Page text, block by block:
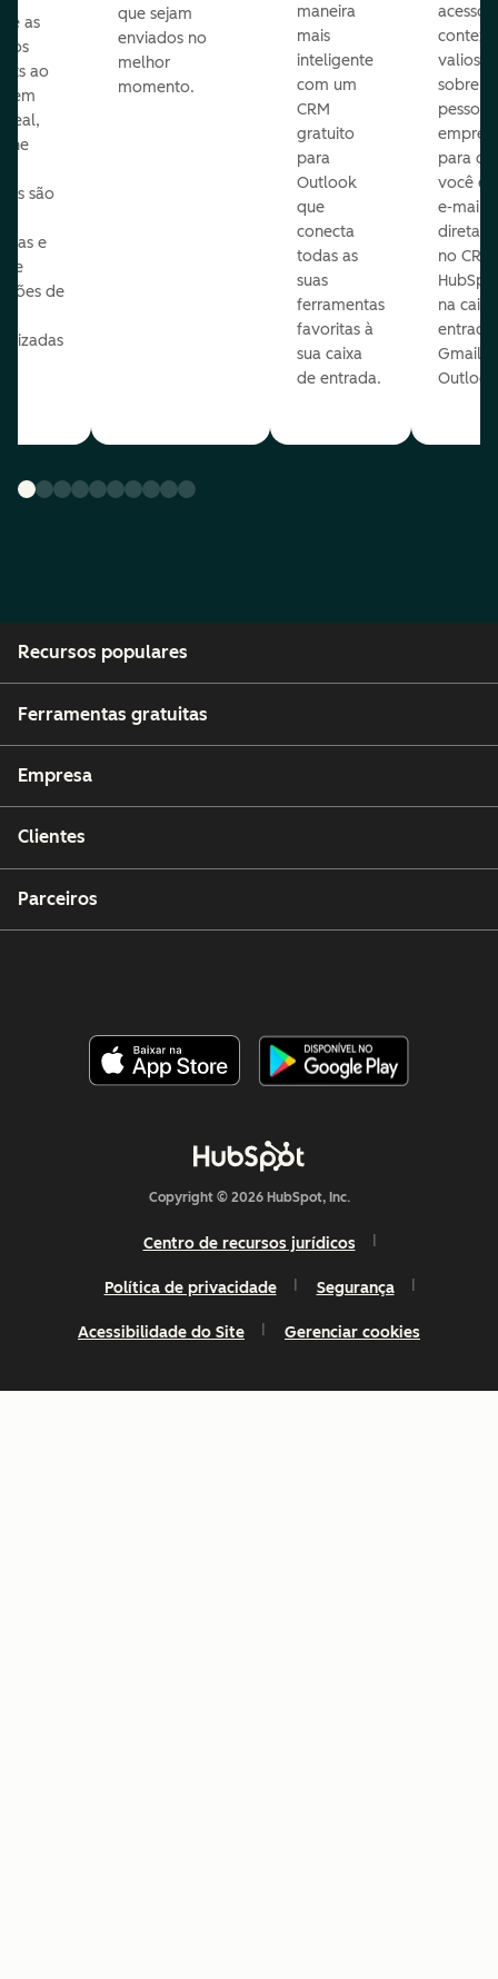
as
ao
em
real,
são
e
de
que sejam
enviados no
melhor
momento.
maneira
mais
inteligente
com um
CRM
gratuito
para
Outlook
que
conecta
todas as
suas
ferramentas
favoritas à
sua caixa
de entrada.
acesso
valioso
sobre as
para
você
e-mails
no
na
Gmail
Recursos populares
Ferramentas gratuitas
Empresa
Clientes
Parceiros
Copyright © 2026 HubSpot, Inc.
Centro de recursos jurídicos
Política de privacidade Segurança
Acessibilidade do Site Gerenciar cookies